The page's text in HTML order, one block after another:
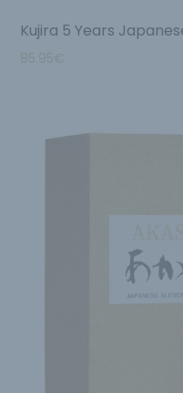
Kujira 5 Years
85.95€